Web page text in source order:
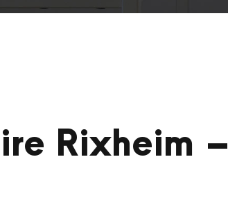
Rixheim –